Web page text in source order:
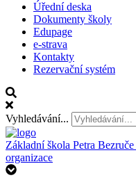
Úřední deska
Dokumenty školy
Edupage
e-strava
Kontakty
Rezervační systém
Vyhledávání...
Základní škola Petra Bezruče
organizace